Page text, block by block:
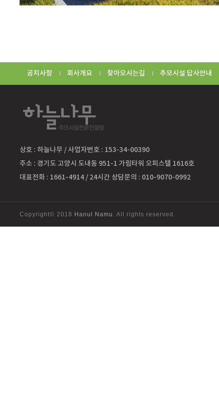
공지사항 회사개요 찾아오시는길 추모시설 답사안내
상호 : 하늘나무 / 사업자번호 : 153-34-00390
주소 : 경기도 고양시 도내동 951-1 가림타워 오피스텔 1616호
대표전화 : 1661-4914 / 24시간 상담문의 : 010-9070-0992
Copyright© 2018 Hanul Namu . All rights reserved.